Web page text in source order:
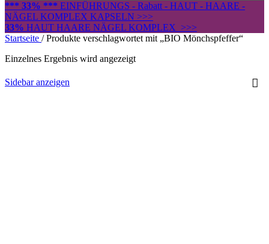
*** 33% *** EINFÜHRUNGS - Rabatt - HAUT - HAARE -
NÄGEL KOMPLEX KAPSELN >>>
33% HAUT HAARE NÄGEL KOMPLEX >>>
Startseite / Produkte verschlagwortet mit „BIO Mönchspfeffer“
Einzelnes Ergebnis wird angezeigt
Sidebar anzeigen